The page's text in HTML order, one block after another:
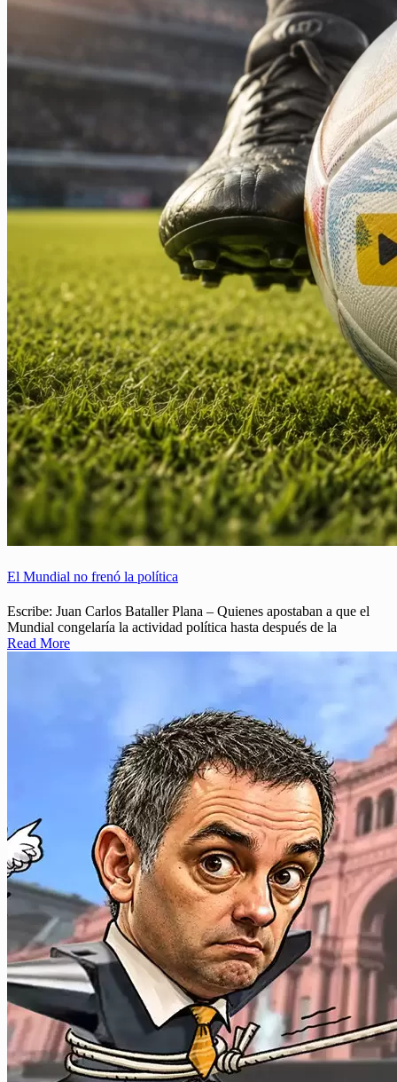
El Mundial no frenó la política
Escribe: Juan Carlos Bataller Plana – Quienes apostaban a que el
Mundial congelaría la actividad política hasta después de la
Read More